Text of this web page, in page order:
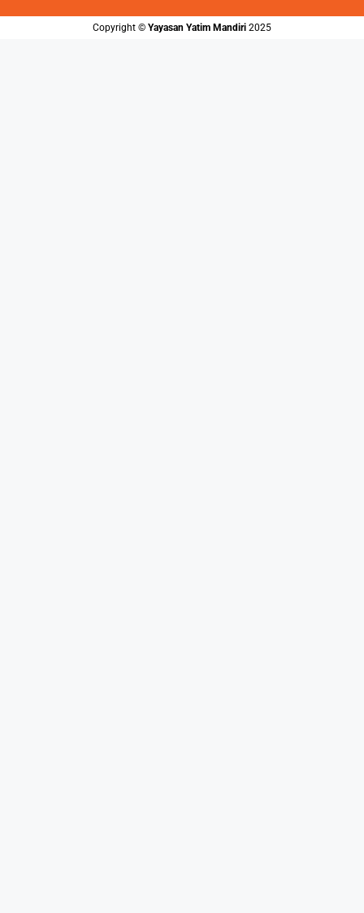
Copyright ©️ Yayasan Yatim Mandiri 2025